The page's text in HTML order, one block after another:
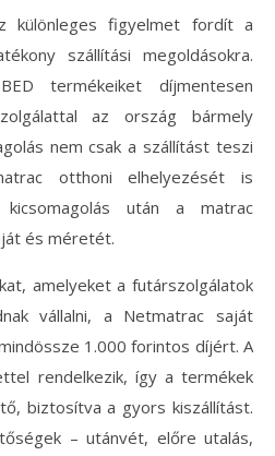
különleges figyelmet fordít a
szállítási megoldásokra.
BED termékeiket díjmentesen
az ország bármely
nem csak a szállítást teszi
otthoni elhelyezését is
után a matrac
és méretét.
amelyeket a futárszolgálatok
vállalni, a Netmatrac saját
1.000 forintos díjért. A
rendelkezik, így a termékek
biztosítva a gyors kiszállítást.
– utánvét, előre utalás,